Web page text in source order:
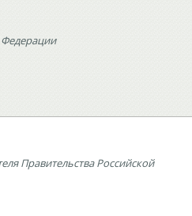
Правительства Российской